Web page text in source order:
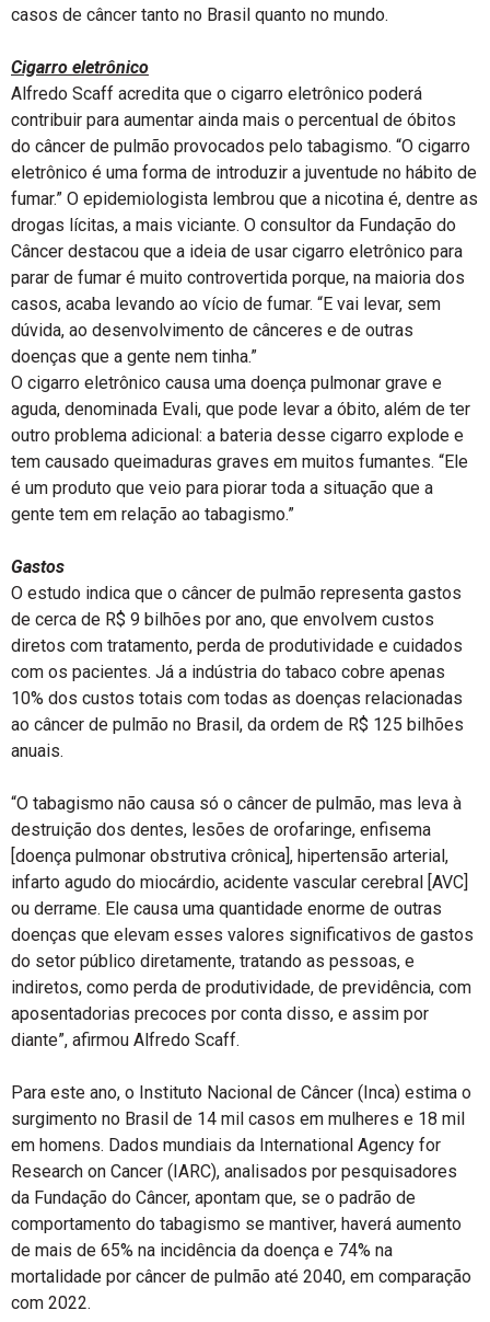
casos de câncer tanto no Brasil quanto no mundo.
Cigarro eletrônico
Alfredo Scaff acredita que o cigarro eletrônico poderá
contribuir para aumentar ainda mais o percentual de óbitos
do câncer de pulmão provocados pelo tabagismo. “O cigarro
eletrônico é uma forma de introduzir a juventude no hábito de
fumar.” O epidemiologista lembrou que a nicotina é, dentre as
drogas lícitas, a mais viciante. O consultor da Fundação do
Câncer destacou que a ideia de usar cigarro eletrônico para
parar de fumar é muito controvertida porque, na maioria dos
casos, acaba levando ao vício de fumar. “E vai levar, sem
dúvida, ao desenvolvimento de cânceres e de outras
doenças que a gente nem tinha.”
O cigarro eletrônico causa uma doença pulmonar grave e
aguda, denominada Evali, que pode levar a óbito, além de ter
outro problema adicional: a bateria desse cigarro explode e
tem causado queimaduras graves em muitos fumantes. “Ele
é um produto que veio para piorar toda a situação que a
gente tem em relação ao tabagismo.”
Gastos
O estudo indica que o câncer de pulmão representa gastos
de cerca de R$ 9 bilhões por ano, que envolvem custos
diretos com tratamento, perda de produtividade e cuidados
com os pacientes. Já a indústria do tabaco cobre apenas
10% dos custos totais com todas as doenças relacionadas
ao câncer de pulmão no Brasil, da ordem de R$ 125 bilhões
anuais.
“O tabagismo não causa só o câncer de pulmão, mas leva à
destruição dos dentes, lesões de orofaringe, enfisema
[doença pulmonar obstrutiva crônica], hipertensão arterial,
infarto agudo do miocárdio, acidente vascular cerebral [AVC]
ou derrame. Ele causa uma quantidade enorme de outras
doenças que elevam esses valores significativos de gastos
do setor público diretamente, tratando as pessoas, e
indiretos, como perda de produtividade, de previdência, com
aposentadorias precoces por conta disso, e assim por
diante”, afirmou Alfredo Scaff.
Para este ano, o Instituto Nacional de Câncer (Inca) estima o
surgimento no Brasil de 14 mil casos em mulheres e 18 mil
em homens. Dados mundiais da International Agency for
Research on Cancer (IARC), analisados por pesquisadores
da Fundação do Câncer, apontam que, se o padrão de
comportamento do tabagismo se mantiver, haverá aumento
de mais de 65% na incidência da doença e 74% na
mortalidade por câncer de pulmão até 2040, em comparação
com 2022.